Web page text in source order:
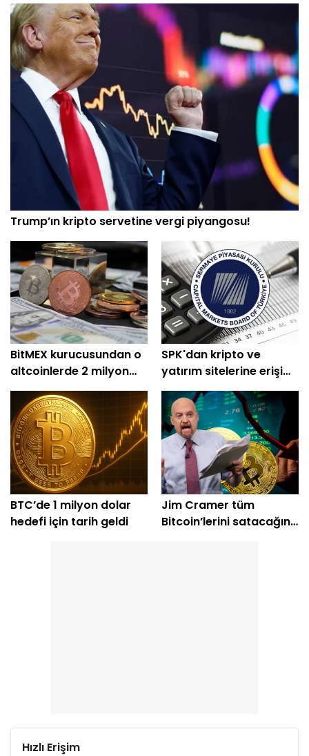
Trump’ın kripto servetine vergi piyangosu!
BitMEX kurucusundan o
altcoinlerde 2 milyon
dolarlık alım
SPK'dan kripto ve
yatırım sitelerine erişim
engeli
BTC’de 1 milyon dolar
hedefi için tarih geldi
Jim Cramer tüm
Bitcoin’lerini satacağını
Hızlı Erişim